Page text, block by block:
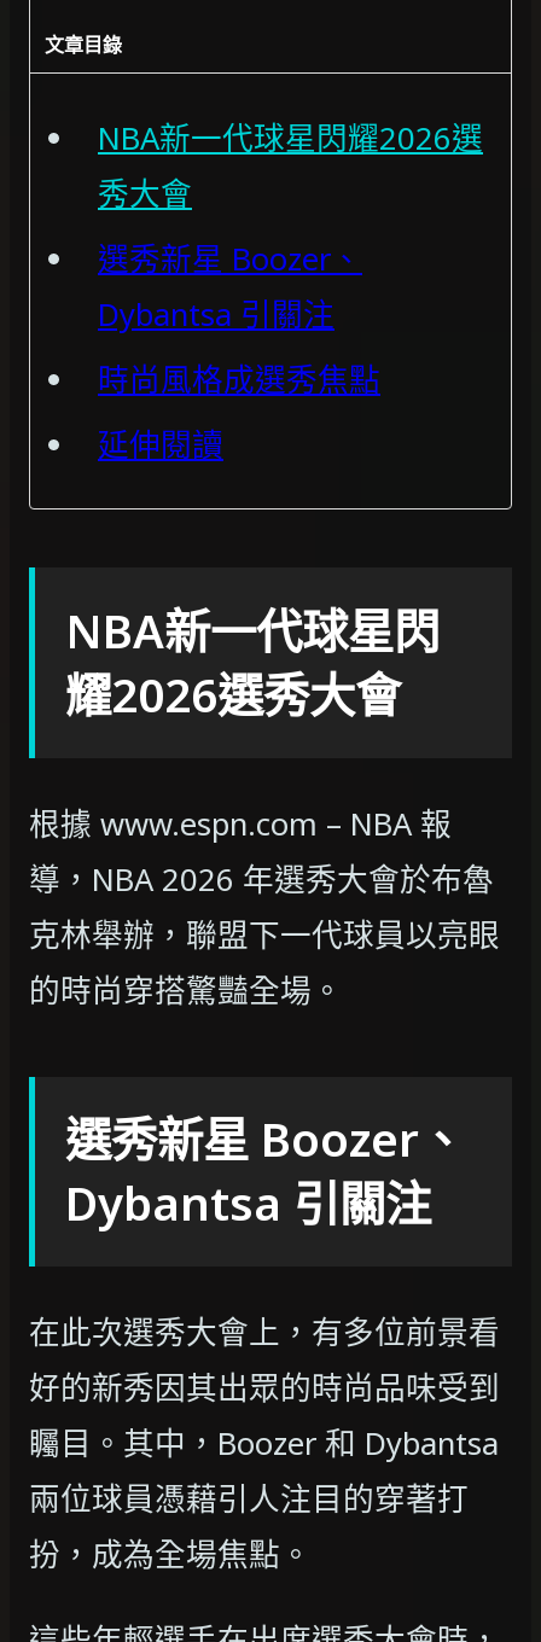
文章目錄
NBA新一代球星閃耀2026選
秀大會
選秀新星 Boozer、
Dybantsa 引關注
時尚風格成選秀焦點
延伸閱讀
NBA新一代球星閃
耀2026選秀大會
根據 www.espn.com – NBA 報
導，NBA 2026 年選秀大會於布魯
克林舉辦，聯盟下一代球員以亮眼
的時尚穿搭驚豔全場。
選秀新星 Boozer、
Dybantsa 引關注
在此次選秀大會上，有多位前景看
好的新秀因其出眾的時尚品味受到
矚目。其中，Boozer 和 Dybantsa
兩位球員憑藉引人注目的穿著打
扮，成為全場焦點。